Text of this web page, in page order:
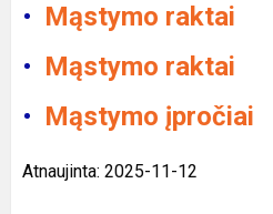
Mąstymo raktai
Mąstymo raktai
Mąstymo įpročiai
Atnaujinta: 2025-11-12